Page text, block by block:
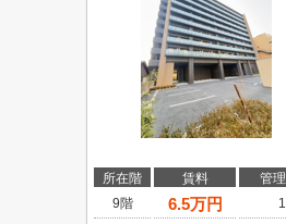
所在階 賃料
管
9階
6.5万円